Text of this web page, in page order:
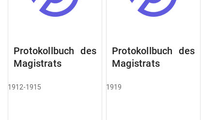
Protokollbuch des
Magistrats
1912-1915
Protokollbuch des
Magistrats
1919